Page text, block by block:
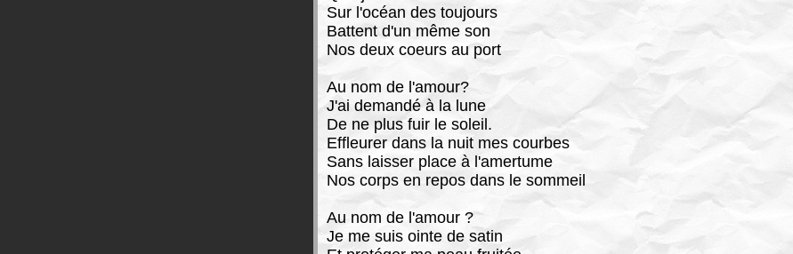
Sur l'océan des toujours
Battent d'un même son
Nos deux coeurs au port
Au nom de l'amour?
J'ai demandé à la lune
De ne plus fuir le soleil.
Effleurer dans la nuit mes courbes
Sans laisser place à l'amertume
Nos corps en repos dans le sommeil
Au nom de l'amour ?
Je me suis ointe de satin